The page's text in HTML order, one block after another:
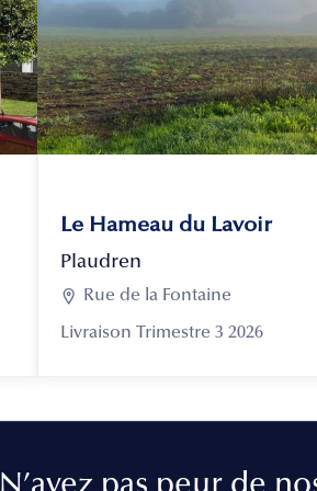
Le Hameau du Lavoir
Plaudren
 Rue de la Fontaine
Livraison Trimestre 3 2026